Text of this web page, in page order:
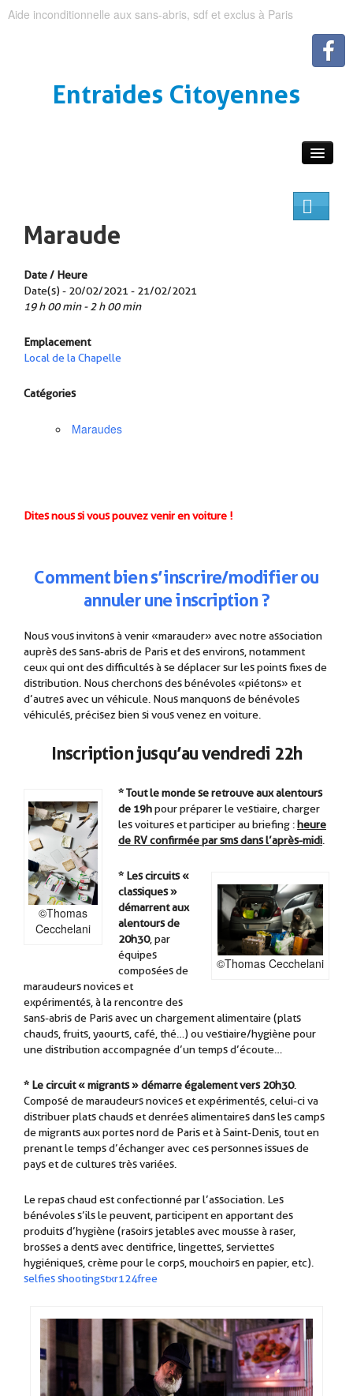
Aide inconditionnelle aux sans-abris, sdf et exclus à Paris
Entraides Citoyennes
Maraude
Date / Heure
Date(s) - 20/02/2021 - 21/02/2021
19 h 00 min - 2 h 00 min
Emplacement
Local de la Chapelle
Catégories
Maraudes
Dites nous si vous pouvez venir en voiture !
Commentbiens’inscrire/modifier ou
annuler une inscription ?
Nous vous invitons à venir « marauder » avec notre association
auprès des sans-abris de Paris et des environs, notamment
ceux qui ont des difficultés à se déplacer sur les points fixes de
distribution. Nous cherchons des bénévoles « piétons » et
d’autres avec un véhicule. Nous manquons de bénévoles
véhiculés, précisez bien si vous venez en voiture.
Inscription jusqu’au vendredi 22h
©Thomas
Cecchelani
* Tout le monde se retrouve aux alentours
de 19hpour préparer le vestiaire, charger
les voitures et participer au briefing :heure
de RV confirmée par sms dans l’après-midi
©Thomas Cecchelani
* Les circuits «
classiques »
démarrent aux
alentours de
20h30, par
équipes
composées de
maraudeurs novices et
expérimentés, à la rencontre des
sans-abris de Paris avec un chargement alimentaire (plats
chauds, fruits, yaourts, café, thé…) ou vestiaire/hygiène pour
une distribution accompagnée d’un temps d’écoute…
* Le circuit « migrants » démarre également vers 20h30.
Composé de maraudeurs novices et expérimentés, celui-ci va
distribuer plats chauds et denrées alimentaires dans les camps
de migrants aux portes nord de Paris et à Saint-Denis, tout en
prenant le temps d’échanger avec ces personnes issues de
pays et de cultures très variées.
Le repas chaud est confectionné par l’association. Les
bénévoles s’ils le peuvent, participent en apportant des
produits d’hygiène (rasoirs jetables avec mousse à raser,
brosses a dents avec dentifrice, lingettes, serviettes
hygiéniques, crème pour le corps, mouchoirs en papier, etc).
selfies shootingstxr124free